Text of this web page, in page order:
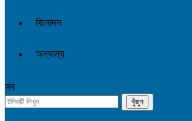
বিনোদন
অন্যান্য
সব